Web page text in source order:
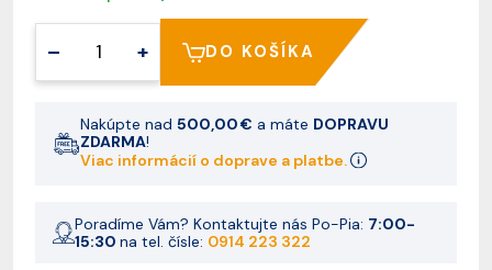
– + DO KOŠÍKA
Nakúpte nad 500,00 € a máte DOPRAVU
ZDARMA!
Viac informácií o doprave a platbe.
Poradíme Vám? Kontaktujte nás Po-Pia: 7:00-
15:30 na tel. čísle: 0914 223 322